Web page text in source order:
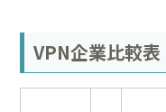
VPN企業比較